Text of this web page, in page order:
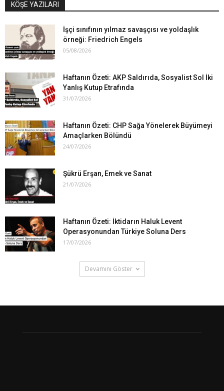
KÖŞE YAZILARI
İşçi sınıfının yılmaz savaşçısı ve yoldaşlık
örneği: Friedrich Engels
05/08/2026
Haftanın Özeti: AKP Saldırıda, Sosyalist Sol İki
Yanlış Kutup Etrafında
31/07/2026
Haftanın Özeti: CHP Sağa Yönelerek Büyümeyi
Amaçlarken Bölündü
24/07/2026
Şükrü Erşan, Emek ve Sanat
21/07/2026
Haftanın Özeti: İktidarın Haluk Levent
Operasyonundan Türkiye Soluna Ders
17/07/2026
Devamını Göster